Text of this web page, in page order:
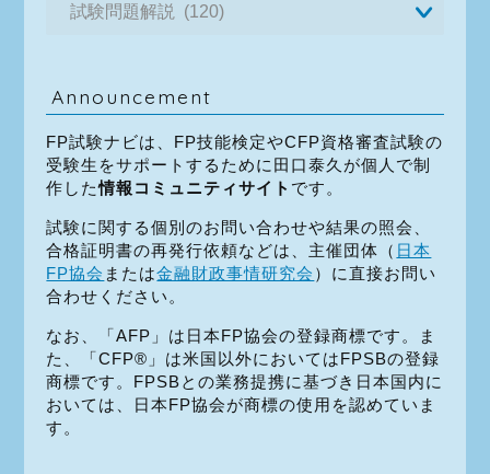
Announcement
FP試験ナビは、FP技能検定やCFP資格審査試験の
受験生をサポートするために田口泰久が個人で制
作した情報コミュニティサイト です。
試験に関する個別のお問い合わせや結果の照会、
合格証明書の再発行依頼などは、主催団体（ 日本
FP協会 または金融財政事情研究会 ）に直接お問い
合わせください。
なお、「AFP」は日本FP協会の登録商標です。ま
た、「CFP®」は米国以外においてはFPSBの登録
商標です。FPSBとの業務提携に基づき日本国内に
おいては、日本FP協会が商標の使用を認めていま
す。